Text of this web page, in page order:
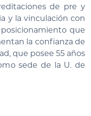
de pre y
y la vinculación con
que
la confianza de
que posee 55 años
sede de la U. de